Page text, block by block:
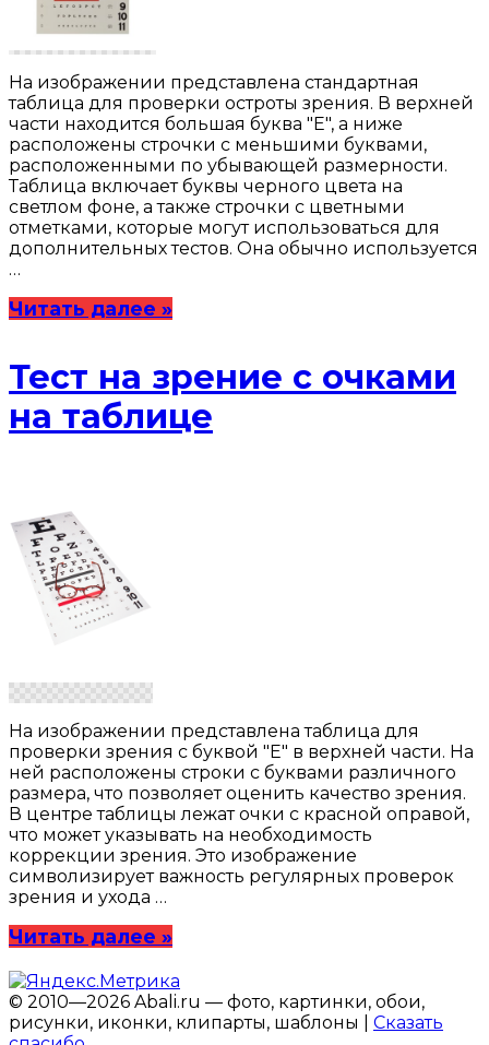
На изображении представлена стандартная
таблица для проверки остроты зрения. В верхней
части находится большая буква "E", а ниже
расположены строчки с меньшими буквами,
расположенными по убывающей размерности.
Таблица включает буквы черного цвета на
светлом фоне, а также строчки с цветными
отметками, которые могут использоваться для
дополнительных тестов. Она обычно используется
…
Читать далее »
Тест на зрение с очками
на таблице
На изображении представлена таблица для
проверки зрения с буквой "E" в верхней части. На
ней расположены строки с буквами различного
размера, что позволяет оценить качество зрения.
В центре таблицы лежат очки с красной оправой,
что может указывать на необходимость
коррекции зрения. Это изображение
символизирует важность регулярных проверок
зрения и ухода …
Читать далее »
© 2010—2026 Abali.ru — фото, картинки, обои,
рисунки, иконки, клипарты, шаблоны | Сказать